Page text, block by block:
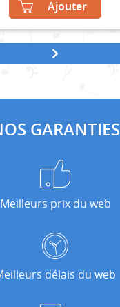
Ajouter
GARANTIES
Meilleurs prix du web
délais du web